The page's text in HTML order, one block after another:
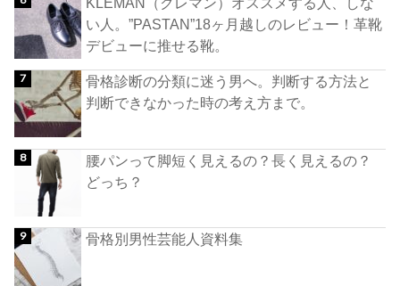
い人。”PASTAN”18ヶ月越しのレビュー！革靴
デビューに推せる靴。
骨格診断の分類に迷う男へ。判断する方法と
判断できなかった時の考え方まで。
腰パンって脚短く見えるの？長く見えるの？
どっち？
骨格別男性芸能人資料集